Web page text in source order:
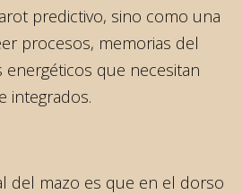
predictivo, sino como una
procesos, memorias del
energéticos que necesitan
integrados.
del mazo es que en el dorso